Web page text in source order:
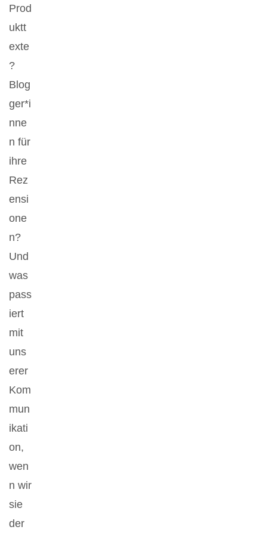
Prod
uktt
exte
?
Blog
ger*i
nne
n für
ihre
Rez
ensi
one
n?
Und
was
pass
iert
mit
uns
erer
Kom
mun
ikati
on,
wen
n wir
sie
der